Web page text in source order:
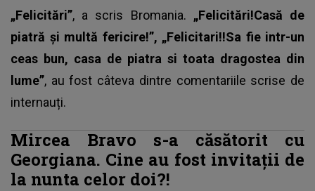
„Felicitări”, a scris Bromania. „Felicitări!Casă de
piatră și multă fericire!”, „Felicitari!!Sa fie intr-un
ceas bun, casa de piatra si toata dragostea din
lume”, au fost câteva dintre comentariile scrise de
internauți.
Mircea Bravo s-a căsătorit cu
Georgiana. Cine au fost invitații de
la nunta celor doi?!